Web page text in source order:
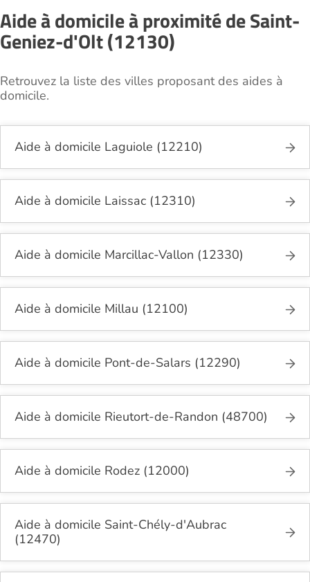
Aide à domicile à proximité de Saint-
Geniez-d'Olt (12130)
Retrouvez la liste des villes proposant des aides à
domicile.
Aide à domicile Laguiole (12210)
Aide à domicile Laissac (12310)
Aide à domicile Marcillac-Vallon (12330)
Aide à domicile Millau (12100)
Aide à domicile Pont-de-Salars (12290)
Aide à domicile Rieutort-de-Randon (48700)
Aide à domicile Rodez (12000)
Aide à domicile Saint-Chély-d'Aubrac
(12470)